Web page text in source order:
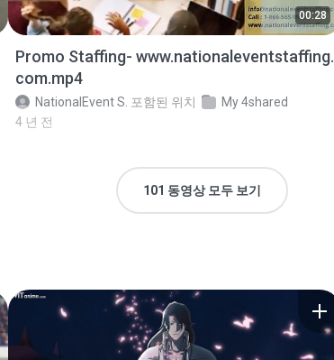
00:28
Promo Staffing- www.nationaleventstaffing.
com.mp4
NationalEvent S. 포함된 위치
My 4shared
4 년 전
101 동영상 모두 보기